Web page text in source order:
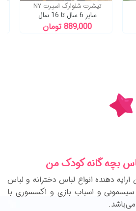
ست راحتی نرمالو دختر
سایز 7 ماه تا 13 سال
698,000 تومان
بچه گانه کودک من
دهنده انواع لباس دخترانه و لباس
سیسمونی و اسباب بازی و اکسسوری با